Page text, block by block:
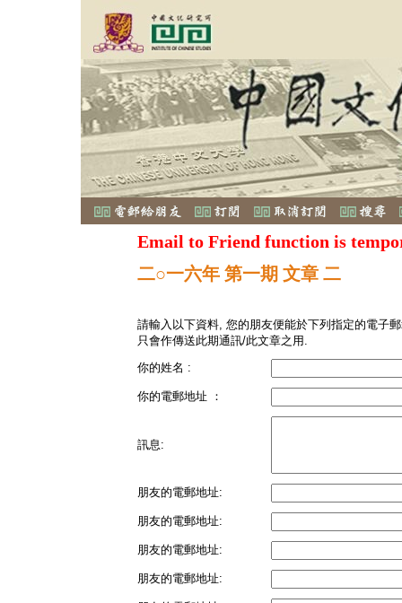
Email to Friend function is
二○一六年 第一期 文章 二
請輸入以下資料, 您的朋友便能於下列指定的電子
只會作傳送此期通訊/此文章之用.
你的姓名 :
你的電郵地址 ：
訊息:
朋友的電郵地址:
朋友的電郵地址:
朋友的電郵地址:
朋友的電郵地址: